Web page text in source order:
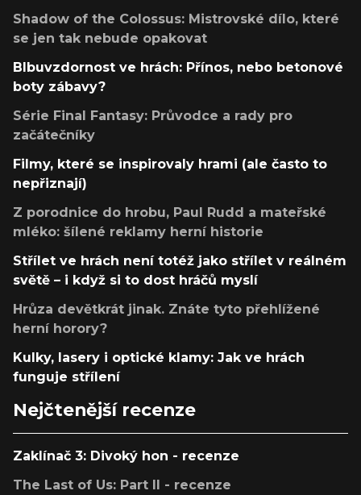
Shadow of the Colossus: Mistrovské dílo, které
se jen tak nebude opakovat
Blbuvzdornost ve hrách: Přínos, nebo betonové
boty zábavy?
Série Final Fantasy: Průvodce a rady pro
začátečníky
Filmy, které se inspirovaly hrami (ale často to
nepřiznají)
Z porodnice do hrobu, Paul Rudd a mateřské
mléko: šílené reklamy herní historie
Střílet ve hrách není totéž jako střílet v reálném
světě – i když si to dost hráčů myslí
Hrůza devětkrát jinak. Znáte tyto přehlížené
herní horory?
Kulky, lasery i optické klamy: Jak ve hrách
funguje střílení
Nejčtenější recenze
Zaklínač 3: Divoký hon - recenze
The Last of Us: Part II - recenze